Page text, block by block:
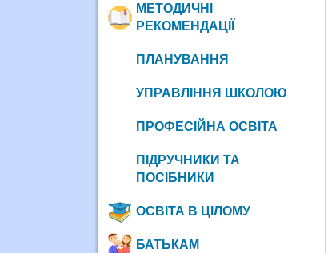
МЕТОДИЧНІ
РЕКОМЕНДАЦІЇ
ПЛАНУВАННЯ
УПРАВЛІННЯ ШКОЛОЮ
ПРОФЕСІЙНА ОСВІТА
ПІДРУЧНИКИ ТА
ПОСІБНИКИ
ОСВІТА В ЦІЛОМУ
БАТЬКАМ